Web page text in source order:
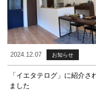
2024.12.07 お知らせ
「イエタテログ」に紹介さ
ました